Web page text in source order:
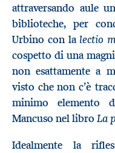
attraversando aule
biblioteche, per
Urbino con lalectio
cospetto di una
non esattamente a
visto che non c’è
minimo elemento
Mancuso nel libro La
Idealmente la